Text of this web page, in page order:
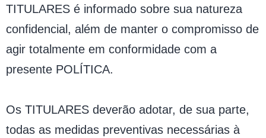
TITULARES é informado sobre sua natureza
confidencial, além de manter o compromisso de
agir totalmente em conformidade com a
presente POLÍTICA.
Os TITULARES deverão adotar, de sua parte,
todas as medidas preventivas necessárias à